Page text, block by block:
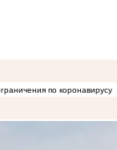
по коронавирусу